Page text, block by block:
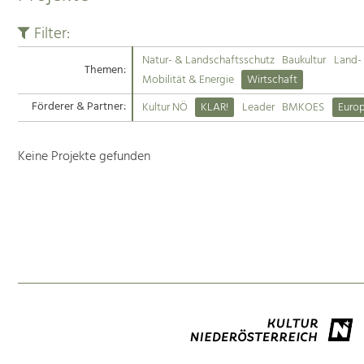
Filter:
Themen: Natur- & Landschaftsschutz Baukultur
Mobilität & Energie
Wirtschaft
Förderer & Partner:
Kultur NÖ KLAR! Leader BMKOES
Keine Projekte gefunden